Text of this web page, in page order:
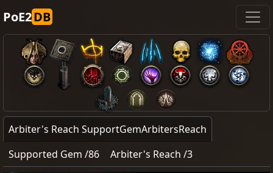
PoE2DB
Arbiter's Reach SupportGemArbitersReach
Supported Gem /86
Arbiter's Reach /3